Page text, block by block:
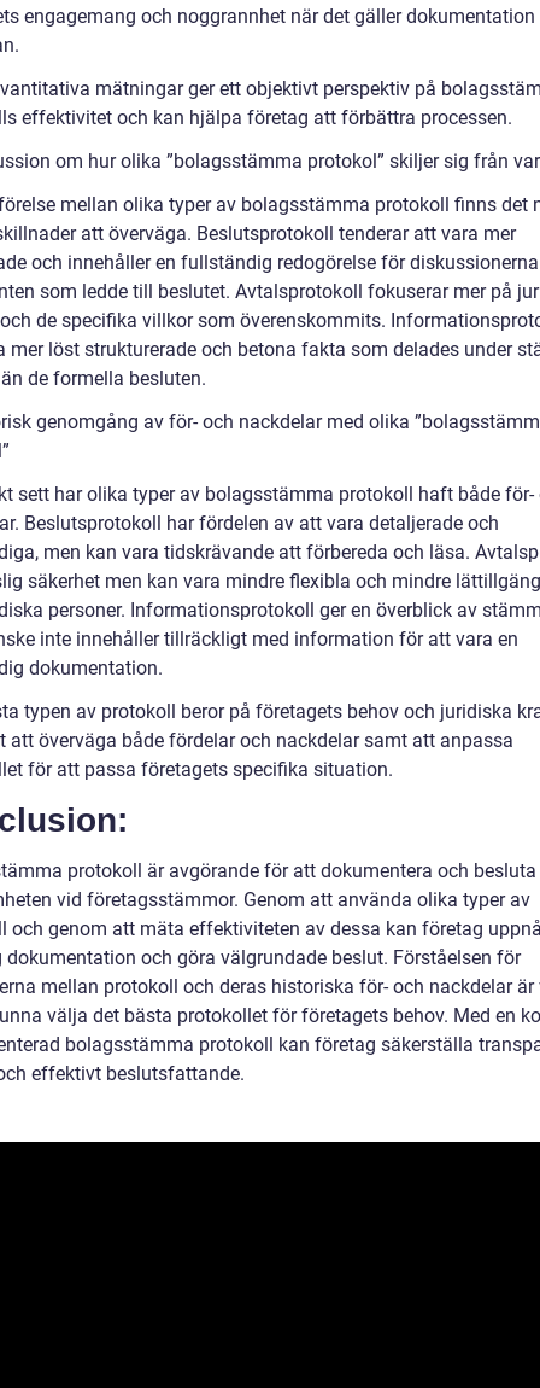
engagemang och noggrannhet när det gäller dokumentation
mätningar ger ett objektivt perspektiv på
effektivitet och kan hjälpa företag att förbättra processen.
om hur olika ”bolagsstämma protokol” skiljer sig från
mellan olika typer av bolagsstämma protokoll finns det
att överväga. Beslutsprotokoll tenderar att vara mer
och innehåller en fullständig redogörelse för
som ledde till beslutet. Avtalsprotokoll fokuserar mer på
de specifika villkor som överenskommits.
mer löst strukturerade och betona fakta som delades under
de formella besluten.
genomgång av för- och nackdelar med olika
sett har olika typer av bolagsstämma protokoll haft både för-
Beslutsprotokoll har fördelen av att vara detaljerade och
men kan vara tidskrävande att förbereda och läsa.
säkerhet men kan vara mindre flexibla och mindre
personer. Informationsprotokoll ger en överblick av
inte innehåller tillräckligt med information för att vara en
dokumentation.
typen av protokoll beror på företagets behov och juridiska
att överväga både fördelar och nackdelar samt att anpassa
för att passa företagets specifika situation.
protokoll är avgörande för att dokumentera och besluta
vid företagsstämmor. Genom att använda olika typer av
och genom att mäta effektiviteten av dessa kan företag
dokumentation och göra välgrundade beslut. Förståelsen för
mellan protokoll och deras historiska för- och nackdelar är
välja det bästa protokollet för företagets behov. Med en
bolagsstämma protokoll kan företag säkerställa
effektivt beslutsfattande.